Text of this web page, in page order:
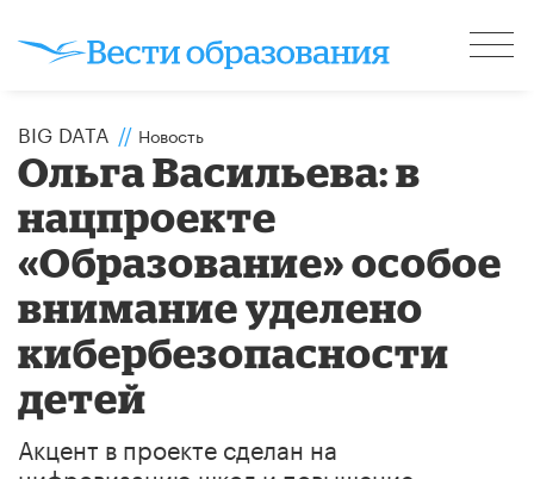
BIG DATA // Новость
Ольга Васильева: в
нацпроекте
«Образование» особое
внимание уделено
кибербезопасности
детей
Акцент в проекте сделан на